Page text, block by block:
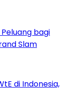
Peluang bagi
Slam
di Indonesia,